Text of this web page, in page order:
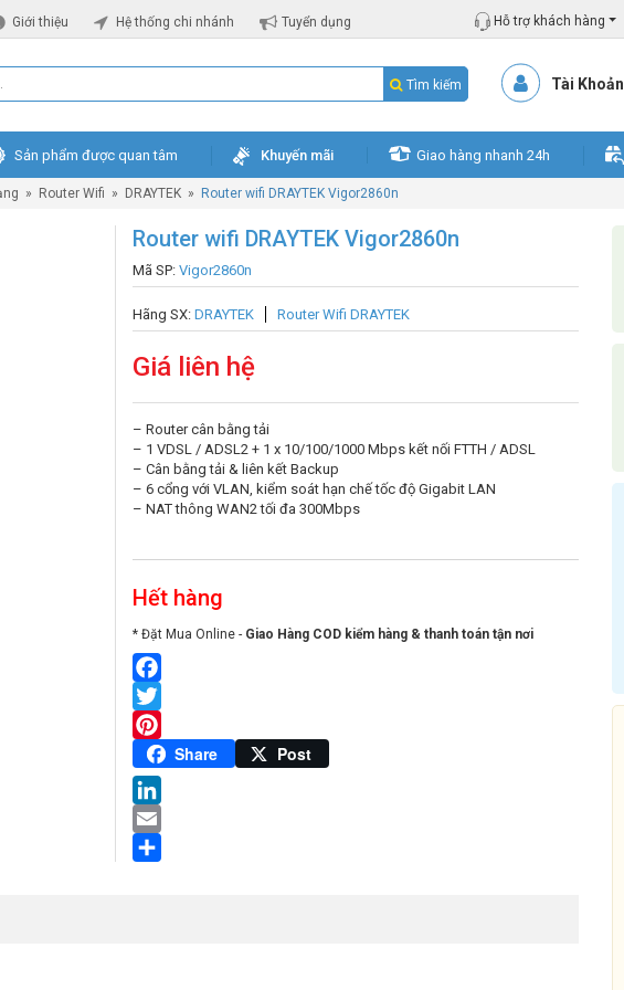
Giới thiệu Hệ thống chi nhánh Tuyển dụng Hỗ trợ khách hàng
Tìm kiếm Tài Khoản
Sản phẩm được quan tâm Khuyến mãi Giao hàng nhanh 24h
» Router Wifi » DRAYTEK » Router wifi DRAYTEK Vigor2860n
Router wifi DRAYTEK Vigor2860n
Mã SP: Vigor2860n
Hãng SX: DRAYTEK Router Wifi DRAYTEK
Giá liên hệ
– Router cân bằng tải
– 1 VDSL / ADSL2 + 1 x 10/100/1000 Mbps kết nối FTTH / ADSL
– Cân bằng tải & liên kết Backup
– 6 cổng với VLAN, kiểm soát hạn chế tốc độ Gigabit LAN
– NAT thông WAN2 tối đa 300Mbps
Hết hàng
* Đặt Mua Online - Giao Hàng COD kiểm hàng & thanh toán tận nơi
Facebook
Twitter
Pinterest
Share Post
LinkedIn
Email